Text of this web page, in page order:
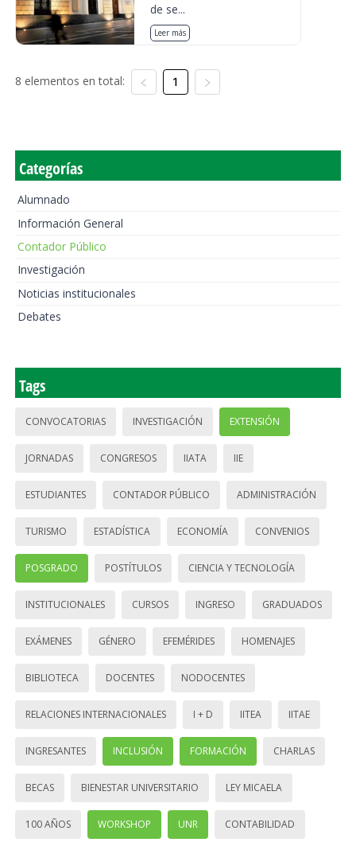
de se...
Leer más
8 elementos en total: 1
Categorías
Alumnado
Información General
Contador Público
Investigación
Noticias institucionales
Debates
Tags
CONVOCATORIAS INVESTIGACIÓN EXTENSIÓN
JORNADAS CONGRESOS IIATA IIE
ESTUDIANTES CONTADOR PÚBLICO ADMINISTRACIÓN
TURISMO ESTADÍSTICA ECONOMÍA CONVENIOS
POSGRADO POSTÍTULOS CIENCIA Y TECNOLOGÍA
INSTITUCIONALES CURSOS INGRESO GRADUADOS
EXÁMENES GÉNERO EFEMÉRIDES HOMENAJES
BIBLIOTECA DOCENTES NODOCENTES
RELACIONES INTERNACIONALES I + D IITEA IITAE
INGRESANTES INCLUSIÓN FORMACIÓN CHARLAS
BECAS BIENESTAR UNIVERSITARIO LEY MICAELA
100 AÑOS WORKSHOP UNR CONTABILIDAD